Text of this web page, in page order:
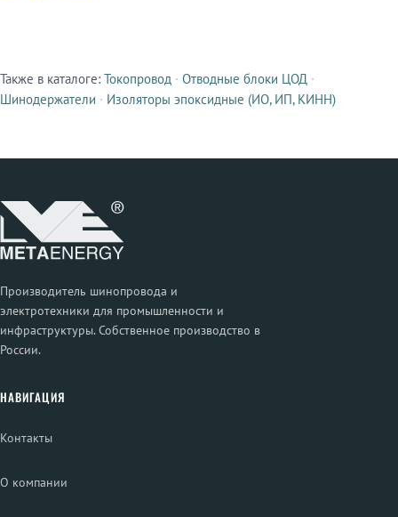
Смежные продукты
Также в каталоге: Токопровод · Отводные блоки ЦОД ·
Шинодержатели · Изоляторы эпоксидные (ИО, ИП, КИНН)
Производитель шинопровода и
электротехники для промышленности и
инфраструктуры. Собственное производство в
России.
НАВИГАЦИЯ
Контакты
О компании